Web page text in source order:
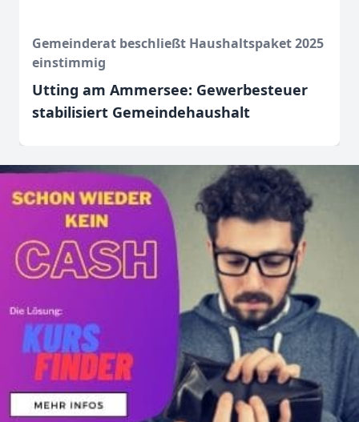
Gemeinderat beschließt Haushaltspaket 2025
einstimmig
Utting am Ammersee: Gewerbesteuer
stabilisiert Gemeindehaushalt